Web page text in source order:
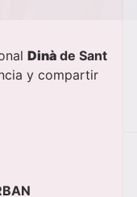
Dinà de Sant
y compartir